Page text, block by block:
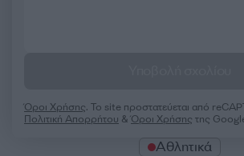
Όροι Χρήσης. Το site προστατεύεται από
Πολιτική Απορρήτου &Όροι Χρήσης της
Αθλητικά